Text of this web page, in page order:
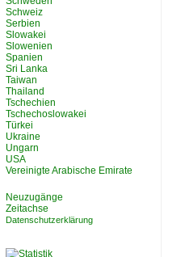
Schweiz
Serbien
Slowakei
Slowenien
Spanien
Sri Lanka
Taiwan
Thailand
Tschechien
Tschechoslowakei
Türkei
Ukraine
Ungarn
USA
Vereinigte Arabische Emirate
Neuzugänge
Zeitachse
Datenschutzerklärung